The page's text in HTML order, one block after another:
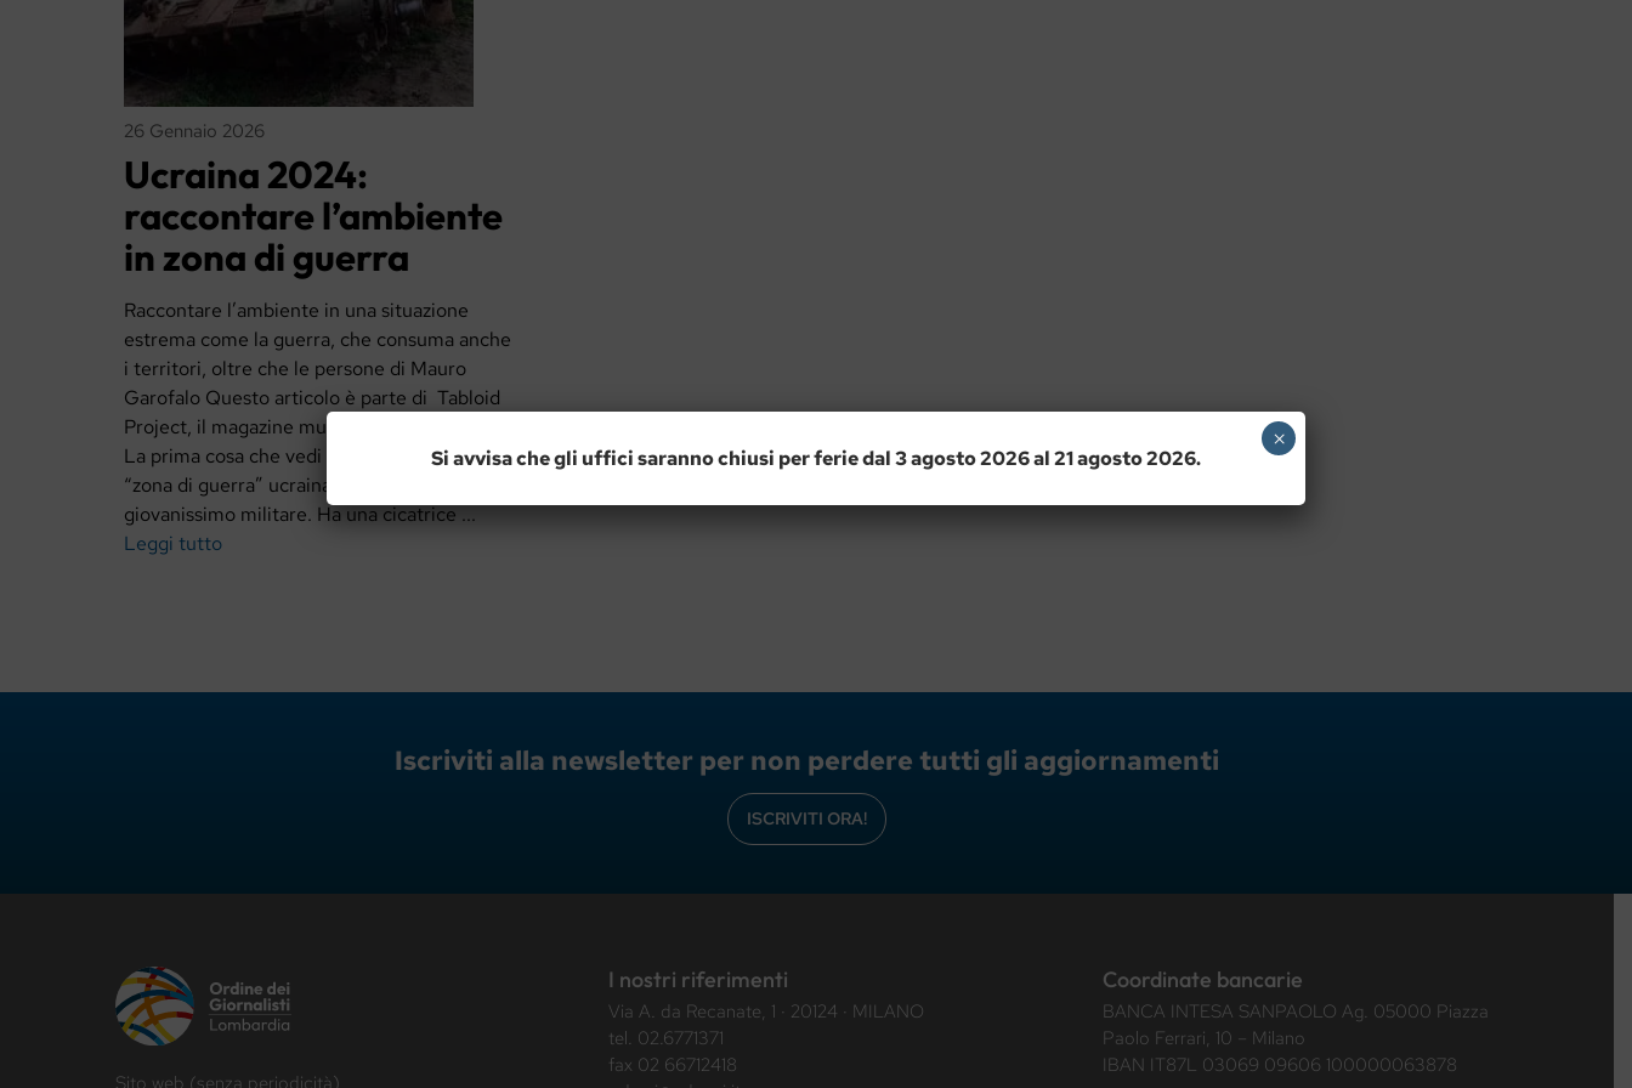
26 Gennaio 2026
Ucraina 2024:
raccontare l’ambiente
in zona di guerra
Raccontare l’ambiente in una situazione
estrema come la guerra, che consuma anche
i territori, oltre che le persone di Mauro
Garofalo Questo articolo è parte di Tabloid
Project, il magazine multimediale dell’OgL
La prima cosa che vedi quando entri nella
“zona di guerra” ucraina è il volto di un
giovanissimo militare. Ha una cicatrice ...
Leggi tutto
Iscriviti alla newsletter per non perdere tutti gli aggiornamenti
ISCRIVITI ORA!
Sito web (senza periodicità)
I nostri riferimenti
Via A. da Recanate, 1 · 20124 · MILANO
tel. 02.6771371
fax 02 66712418
Coordinate bancarie
BANCA INTESA SANPAOLO Ag. 05000 Piazza
Paolo Ferrari, 10 – Milano
IBAN IT87L 03069 09606 100000063878
Si avvisa che gli uffici saranno chiusi per ferie dal 3 agosto 2026 al 21 agosto 2026.
×